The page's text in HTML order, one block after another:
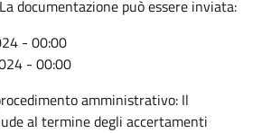
documentazione può essere inviata:
- 00:00
- 00:00
amministrativo: Il
al termine degli accertamenti